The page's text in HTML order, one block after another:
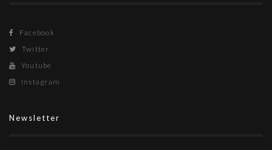
Facebook
Twitter
Youtube
Instagram
Newsletter